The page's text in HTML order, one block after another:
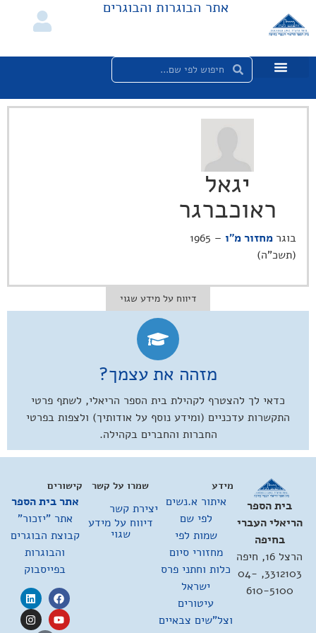
אתר הבוגרות והבוגרים
יגאל
ראוכברגר
בוגר מחזור מ"ו
– 1965
(תשכ"ה)
דיווח על מידע שגוי
מזהה את עצמך?
כדאי לך להצטרף לקהילת בית הספר הריאלי, לשתף פרטי
התקשרות עדכניים (ומידע נוסף על אודותיך) ולצפות בפרטי
החברות והחברים בקהילה.
בית הספר
הריאלי העברי
בחיפה
הרצל 16, חיפה
3312103, 04-
610-5100
מידע
איתור א.נשים
לפי שם
שמות לפי
מחזורי סיום
כלות וחתני פרס
ישראל
עיטורים
וצל"שים צבאיים
קישורים
אתר בית הספר
אתר "יזכור"
קבוצת הבוגרים
והבוגרות
בפייסבוק
שמרו על קשר
יצירת קשר
דיווח על מידע
שגוי